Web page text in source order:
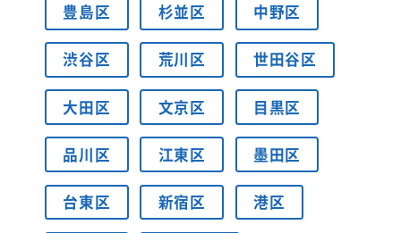
豊島区 杉並区 中野区
渋谷区 荒川区 世田谷区
大田区 文京区 目黒区
品川区 江東区 墨田区
台東区 新宿区 港区